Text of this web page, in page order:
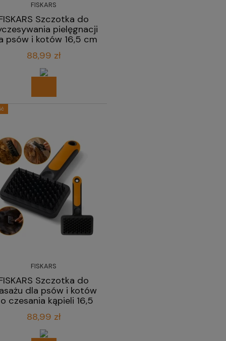
FISKARS
Szczotka do
pielęgnacji
psów i kotów 16,5 cm
88,99 zł
FISKARS
Szczotka do
dla psów i kotów
czesania kąpieli 16,5
88,99 zł